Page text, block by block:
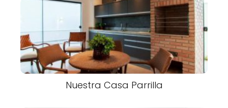
Nuestra Casa Parrilla